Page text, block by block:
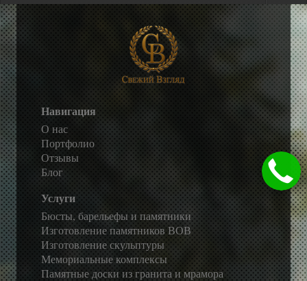
Навигация
О нас
Портфолио
Отзывы
Блог
Услуги
Бюсты, барельефы и памятники
Изготовление памятников ВОВ
Изготовление скульптуры
Мемориальные комплексы
Памятные доски из гранита и мрамора